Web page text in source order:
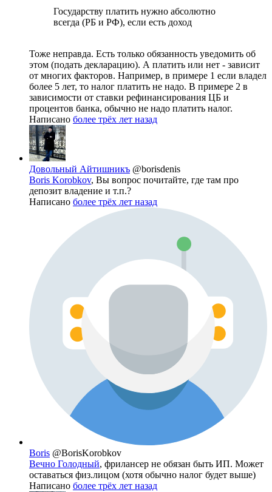
Государству платить нужно абсолютно
всегда (РБ и РФ), если есть доход
Тоже неправда. Есть только обязанность уведомить об
этом (подать декларацию). А платить или нет - зависит
от многих факторов. Например, в примере 1 если владел
более 5 лет, то налог платить не надо. В примере 2 в
зависимости от ставки рефинансирования ЦБ и
процентов банка, обычно не надо платить налог.
Написано более трёх лет назад
Довольный Айтишникъ @borisdenis
Boris Korobkov, Вы вопрос почитайте, где там про
депозит владение и т.п.?
Написано более трёх лет назад
Boris @BorisKorobkov
Вечно Голодный, фрилансер не обязан быть ИП. Может
оставаться физ.лицом (хотя обычно налог будет выше)
Написано более трёх лет назад